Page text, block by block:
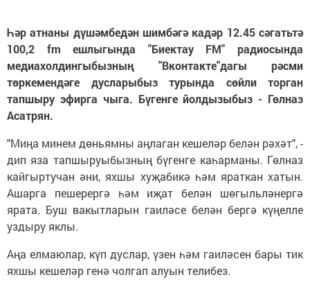
Һәр атнаны дүшәмбедән шимбәгә кадәр 12.45 сәгатьтә
100,2 fm ешлыгында "Биектау FM" радиосында
медиахолдингыбызның "Вконтакте"дагы рәсми
төркемендәге дусларыбыз турында сөйли торган
тапшыру эфирга чыга. Бүгенге йолдызыбыз - Гөлназ
Асатрян.
"Миңа минем дөньямны аңлаган кешеләр белән рәхәт", -
дип яза тапшыруыбызның бүгенге каһарманы. Гөлназ
кайгыртучан әни, яхшы хуҗабикә һәм яраткан хатын.
Ашарга пешерергә һәм иҗат белән шөгыльләнергә
ярата. Буш вакытларын гаиләсе белән бергә күңелле
уздыру яклы.
Аңа елмаюлар, күп дуслар, үзен һәм гаиләсен бары тик
яхшы кешеләр генә чолгап алуын телибез.